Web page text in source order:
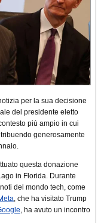
per la sua decisione
del presidente eletto
più ampio in cui
generosamente
questa donazione
in Florida. Durante
del mondo tech, come
, che ha visitato Trump
, ha avuto un incontro